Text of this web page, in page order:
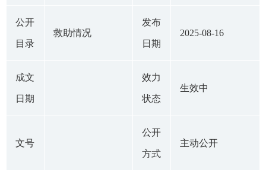
公开
目录
救助情况
发布
日期
2025-08-16
成文
日期
效力
状态
生效中
文号
公开
方式
主动公开